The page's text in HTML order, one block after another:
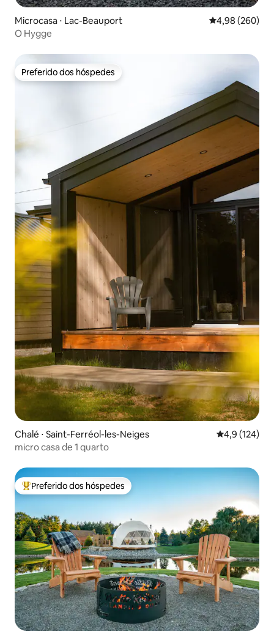
Microcasa ⋅ Lac-Beauport 4,98 de uma
4,98 (260)
O Hygge
Preferido dos hóspedes
Preferido dos hóspedes
Chalé ⋅ Saint-Ferréol-les-Neiges 4,9 de uma
4,9 (124)
micro casa de 1 quarto
Entre os melhores preferidos dos hóspedes
Preferido dos hóspedes